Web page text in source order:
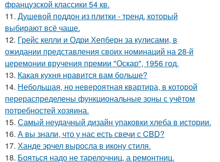
французской классики 54 кв.
11. Душевой поддон из плитки - тренд, который
выбирают всё чаще.
12. Грейс келли и Одри Хепберн за кулисами, в
ожидании представления своих номинаций на 28-й
церемонии вручения премии "Оскар", 1956 год.
13. Какая кухня нравится вам больше?
14. Небольшая, но невероятная квартира, в которой
перераспределены функциональные зоны с учётом
потребностей хозяина.
15. Самый неудачный дизайн упаковки хлеба в истории.
16. А вы знали, что у нас есть свечи с CBD?
17. Ханде эрчел выросла в икону стиля.
18. Бояться надо не тарелочниц, а ремонтниц.